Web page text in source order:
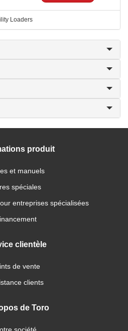
Loaders
produit
et manuels
spéciales
entreprises spécialisées
clientèle
de vente
clients
de Toro